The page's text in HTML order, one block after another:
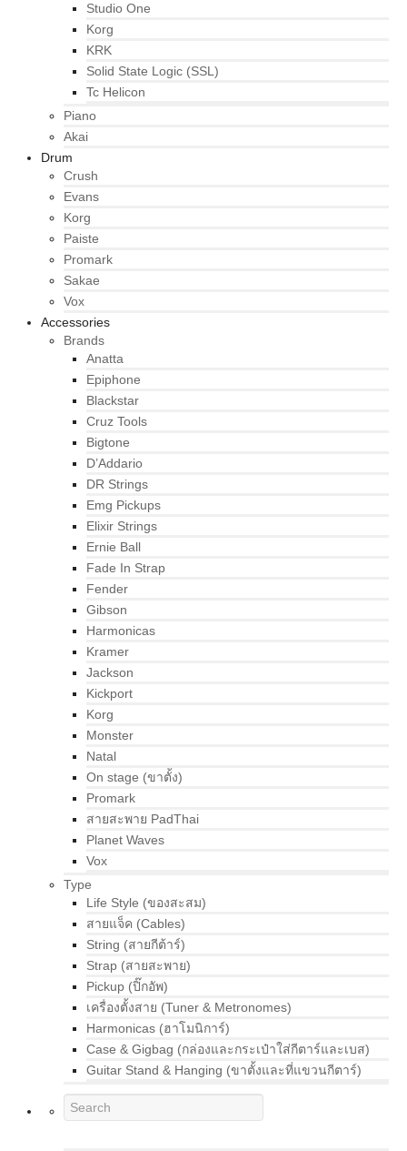
Studio One
Korg
KRK
Solid State Logic (SSL)
Tc Helicon
Piano
Akai
Drum
Crush
Evans
Korg
Paiste
Promark
Sakae
Vox
Accessories
Brands
Anatta
Epiphone
Blackstar
Cruz Tools
Bigtone
D’Addario
DR Strings
Emg Pickups
Elixir Strings
Ernie Ball
Fade In Strap
Fender
Gibson
Harmonicas
Kramer
Jackson
Kickport
Korg
Monster
Natal
On stage (ขาตั้ง)
Promark
สายสะพาย PadThai
Planet Waves
Vox
Type
Life Style (ของสะสม)
สายแจ็ค (Cables)
String (สายกีต้าร์)
Strap (สายสะพาย)
Pickup (ปิ๊กอัพ)
เครื่องตั้งสาย (Tuner & Metronomes)
Harmonicas (ฮาโมนิการ์)
Case & Gigbag (กล่องและกระเป๋าใส่กีตาร์และเบส)
Guitar Stand & Hanging (ขาตั้งและที่แขวนกีตาร์)